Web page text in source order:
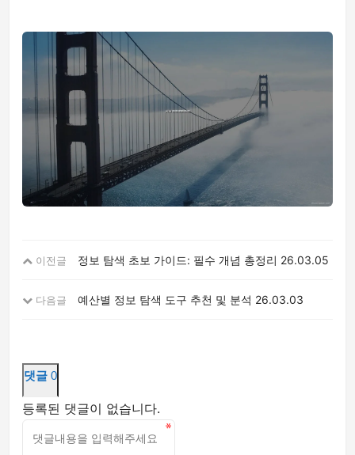
이전글 정보 탐색 초보 가이드: 필수 개념 총정리 26.03.05
다음글 예산별 정보 탐색 도구 추천 및 분석 26.03.03
댓글 0
등록된 댓글이 없습니다.